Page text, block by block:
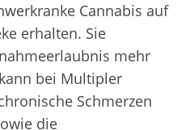
Cannabis auf
erhalten. Sie
mehr
bei Multipler
Schmerzen
die